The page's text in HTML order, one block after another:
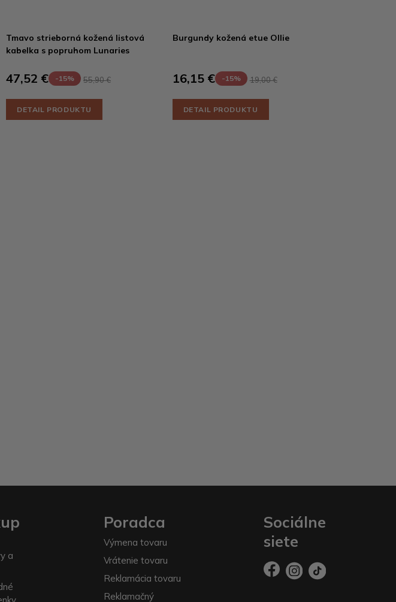
Tmavo strieborná kožená listová
kabelka s popruhom Lunaries
47,52 € -15% 55,90 €
DETAIL PRODUKTU
Burgundy kožená etue Ollie
16,15 € -15% 19,00 €
DETAIL PRODUKTU
a
Poradca
Výmena tovaru
Vrátenie tovaru
Reklamácia tovaru
Reklamačný
Sociálne
siete